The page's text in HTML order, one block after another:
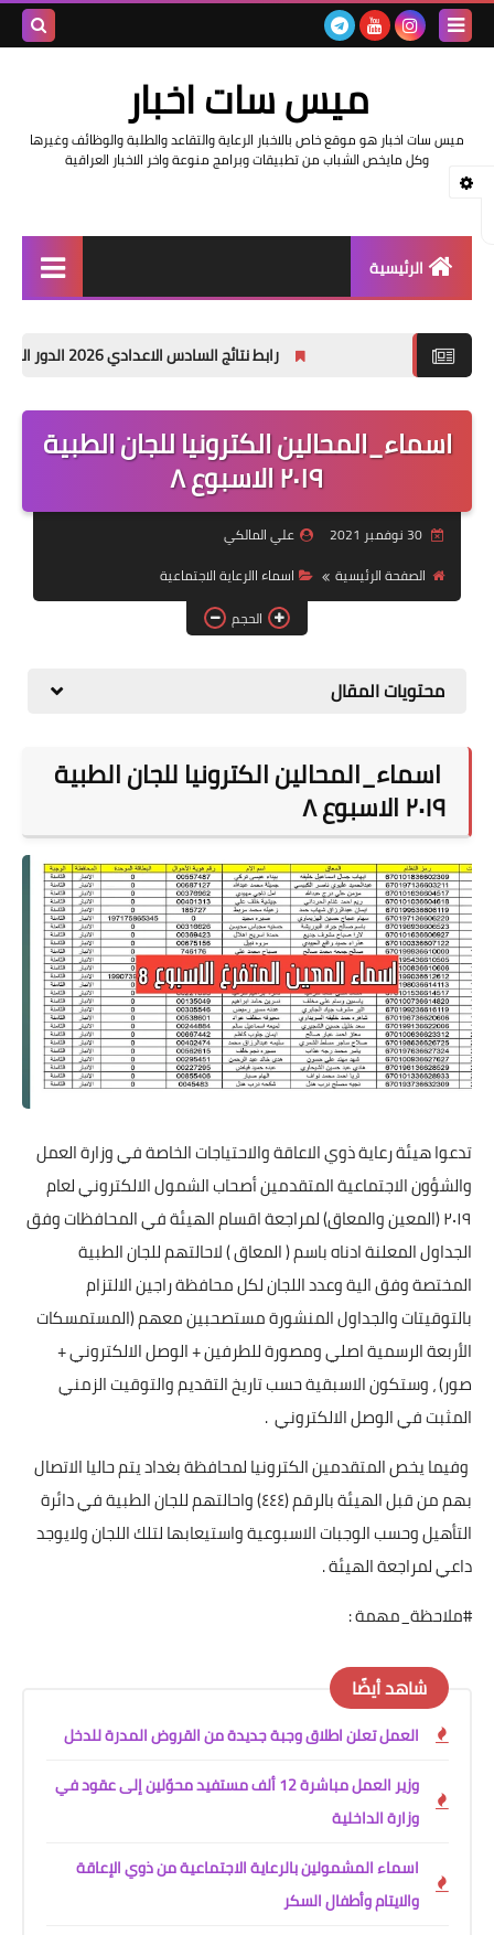
ميس سات اخبار
ميس سات اخبار هو موقع خاص بالاخبار الرعاية والتقاعد والطلبة والوظائف وغيرها
وكل مايخص الشباب من تطبيقات وبرامج منوعة واخر الاخبار العراقية
الرئيسية
اخبار وزارة التربية والتعليم
اخبار وزارة العمل وهيئة
التقاعد
قسم التطبيقات
قطع الاراضي
رابط نتائج السادس الاعدادي 2026 الدور الاول في العراق | موقع نتائجنا
اسماء_المحالين الكترونيا للجان الطبية
٢٠١٩ الاسبوع ٨
30 نوفمبر 2021
علي المالكي
الصفحة الرئيسية
اسماء االرعاية الاجتماعية
الحجم
محتويات المقال
اسماء_المحالين الكترونيا للجان الطبية
٢٠١٩ الاسبوع ٨
تدعوا هيئة رعاية ذوي الاعاقة والاحتياجات الخاصة في وزارة العمل
والشؤون الاجتماعية المتقدمين أصحاب الشمول الالكتروني لعام
٢٠١٩ (المعين والمعاق) لمراجعة اقسام الهيئة في المحافظات وفق
الجداول المعلنة ادناه باسم ( المعاق ) لاحالتهم للجان الطبية
المختصة وفق الية وعدد اللجان لكل محافظة راجين الالتزام
بالتوقيتات والجداول المنشورة مستصحبين معهم (المستمسكات
الأربعة الرسمية اصلي ومصورة للطرفين + الوصل الالكتروني +
صور) ، وستكون الاسبقية حسب تاريخ التقديم والتوقيت الزمني
المثبت في الوصل الالكتروني .
وفيما يخص المتقدمين الكترونيا لمحافظة بغداد يتم حاليا الاتصال
بهم من قبل الهيئة بالرقم (٤٤٤) واحالتهم للجان الطبية في دائرة
التأهيل وحسب الوجبات الاسبوعية واستيعابها لتلك اللجان ولايوجد
داعي لمراجعة الهيئة .
#ملاحظة_مهمة :
شاهد أيضًا
العمل تعلن اطلاق وجبة جديدة من القروض المدرة للدخل
وزير العمل مباشرة 12 ألف مستفيد محوّلين إلى عقود في
وزارة الداخلية
اسماء المشمولين بالرعاية الاجتماعية من ذوي الإعاقة
والايتام وأطفال السكر